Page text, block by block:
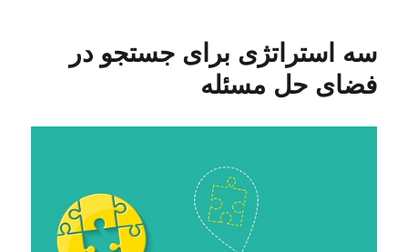
د
د
ا
چ
د
ز
سه استراتژی برای جستجو در
فضای حل مسئله